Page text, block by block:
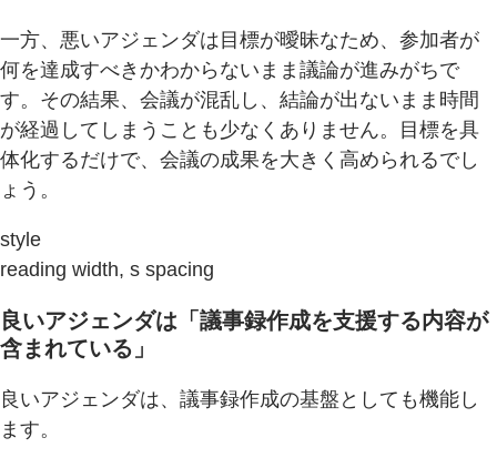
一方、悪いアジェンダは目標が曖昧なため、参加者が
何を達成すべきかわからないまま議論が進みがちで
す。その結果、会議が混乱し、結論が出ないまま時間
が経過してしまうことも少なくありません。目標を具
体化するだけで、会議の成果を大きく高められるでし
ょう。
style
reading width, s spacing
良いアジェンダは「議事録作成を支援する内容が
含まれている」
良いアジェンダは、議事録作成の基盤としても機能し
ます。